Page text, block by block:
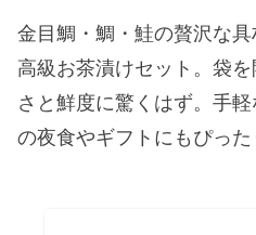
金目鯛・鯛・鮭の贅沢な具
高級お茶漬けセット。袋
さと鮮度に驚くはず。手
の夜食やギフトにもぴった